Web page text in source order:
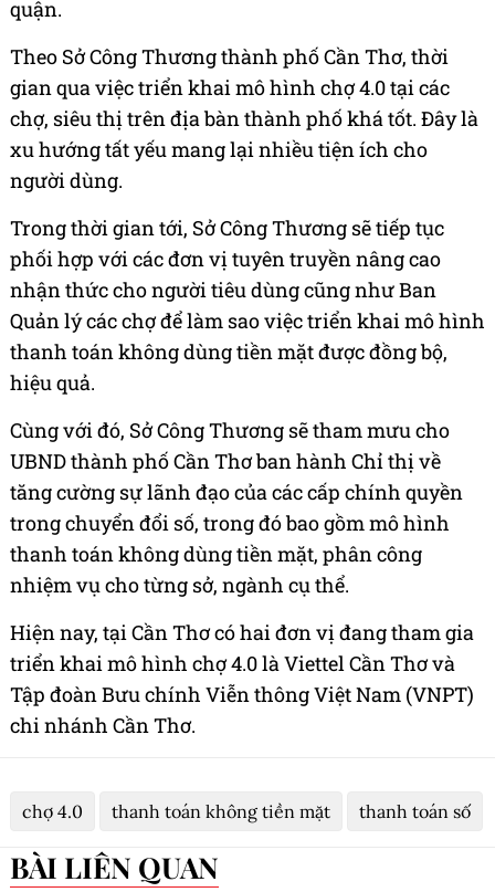
quận.
Theo Sở Công Thương thành phố Cần Thơ, thời
gian qua việc triển khai mô hình chợ 4.0 tại các
chợ, siêu thị trên địa bàn thành phố khá tốt. Đây là
xu hướng tất yếu mang lại nhiều tiện ích cho
người dùng.
Trong thời gian tới, Sở Công Thương sẽ tiếp tục
phối hợp với các đơn vị tuyên truyền nâng cao
nhận thức cho người tiêu dùng cũng như Ban
Quản lý các chợ để làm sao việc triển khai mô hình
thanh toán không dùng tiền mặt được đồng bộ,
hiệu quả.
Cùng với đó, Sở Công Thương sẽ tham mưu cho
UBND thành phố Cần Thơ ban hành Chỉ thị về
tăng cường sự lãnh đạo của các cấp chính quyền
trong chuyển đổi số, trong đó bao gồm mô hình
thanh toán không dùng tiền mặt, phân công
nhiệm vụ cho từng sở, ngành cụ thể.
Hiện nay, tại Cần Thơ có hai đơn vị đang tham gia
triển khai mô hình chợ 4.0 là Viettel Cần Thơ và
Tập đoàn Bưu chính Viễn thông Việt Nam (VNPT)
chi nhánh Cần Thơ.
chợ 4.0 thanh toán không tiền mặt thanh toán số
BÀI LIÊN QUAN